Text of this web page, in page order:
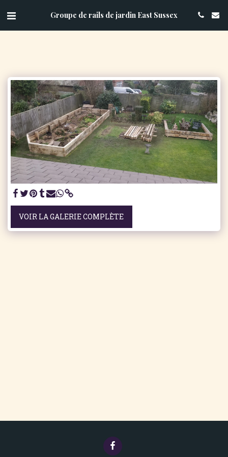
Groupe de rails de jardin East Sussex
VOIR LA GALERIE COMPLÈTE